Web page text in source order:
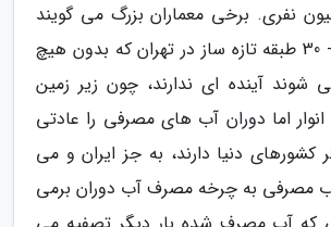
12 یا 13میلیون نفری. برخی معماران بزرگ می گویند
آپارتمان های 20 - 30 طبقه تازه ساز در تهران که بدون هیچ
شوند آینده ای ندارند، چون زیر زمین
اما دوران آب های مصرفی را عادتی
کشورهای دنیا دارند، به جز ایران و می
مصرفی به چرخه مصرف آب دوران برمی